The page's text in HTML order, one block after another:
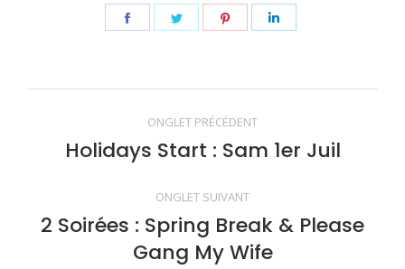
Share
Share
Share
Navigation
de
commentaire
ONGLET PRÉCÉDENT
Onglet
Holidays Start : Sam 1er Juil
ONGLET SUIVANT
Onglet
suivant
2 Soirées : Spring Break & Please
Gang My Wife